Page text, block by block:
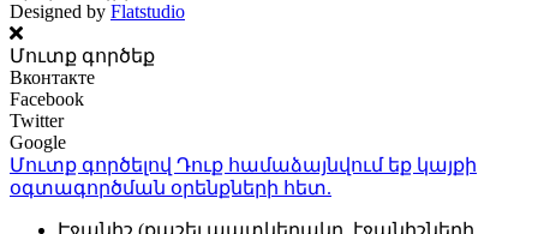
Designed by Flatstudio
Մուտք գործեք
Вконтакте
Facebook
Twitter
Google
Մուտք գործելով Դուք համաձայնվում եք կայքի
օգտագործման օրենքների հետ.
Էջանիշ (քաշել պատկերակը, էջանիշների